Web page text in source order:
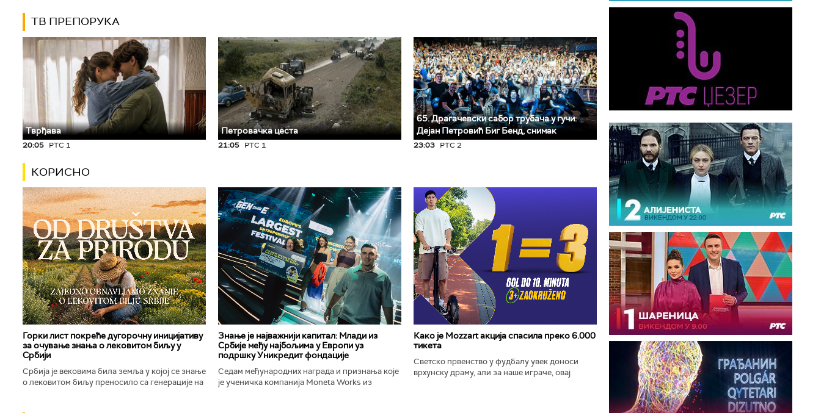
ТВ ПРЕПОРУКА
Тврђава
20:05 РТС 1
Петровачка цеста
21:05 РТС 1
65. Драгачевски сабор трубача у гучи:
Дејан Петровић Биг Бeнд, снимак
23:03 РТС 2
КОРИСНО
Горки лист покреће дугорочну иницијативу
за очување знања о лековитом биљу у
Србији
Србија је вековима била земља у којој се знање
о лековитом биљу преносило са генерације на
Знање је најважнији капитал: Млади из
Србије међу најбољима у Европи уз
подршку Уникредит фондације
Седам међународних награда и признања које
је ученичка компанија Moneta Works из
Како је Mozzart акција спасила преко 6.000
тикета
Светско првенство у фудбалу увек доноси
врхунску драму, али за наше играче, овај